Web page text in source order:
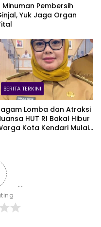
Minuman Pembersih
Yuk Jaga Organ
BERITA TERKINI
Lomba dan Atraksi
HUT RI Bakal Hibur
Kota Kendari Mulai